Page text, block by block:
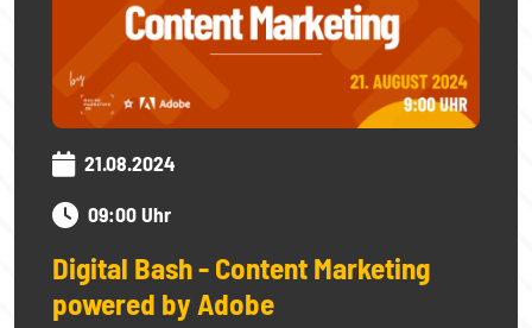
21.08.2024
09:00 Uhr
Digital Bash - Content Marketing
powered by Adobe